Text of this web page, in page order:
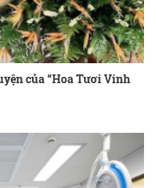
của “Hoa Tươi Vinh